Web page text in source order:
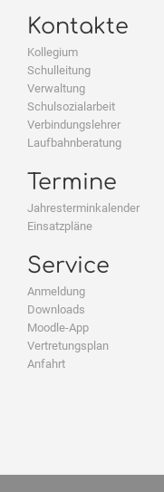
Kontakte
Kollegium
Schulleitung
Verwaltung
Schulsozialarbeit
Verbindungslehrer
Laufbahnberatung
Termine
Jahresterminkalender
Einsatzpläne
Service
Anmeldung
Downloads
Moodle-App
Vertretungsplan
Anfahrt